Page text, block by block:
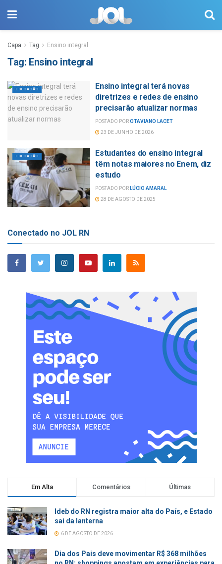
Capa Tag Ensino integral
Tag: Ensino integral
EDUCAÇÃO
Ensino integral terá novas
diretrizes e redes de ensino
precisarão atualizar normas
POSTADO POROTAVIANO LACET
23 DE JUNHO DE 2026
EDUCAÇÃO
Estudantes do ensino integral
têm notas maiores no Enem, diz
estudo
POSTADO POR LÚCIO AMARAL
28 DE AGOSTO DE 2025
Conectado no JOL RN
Em Alta Comentários Últimas
Ideb do RN registra maior alta do País, e Estado
sai da lanterna
6 DE AGOSTO DE 2026
Dia dos Pais deve movimentar R$ 368 milhões